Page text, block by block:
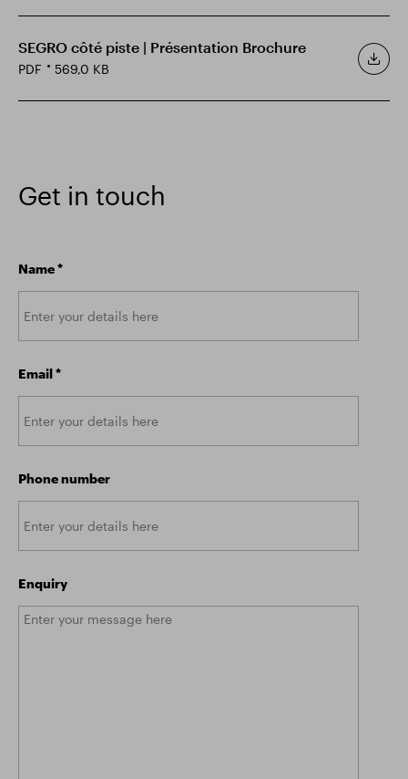
SEGRO côté piste | Présentation Brochure
PDF 569,0 KB
Get in touch
Name*
Email*
Phone number
Enquiry